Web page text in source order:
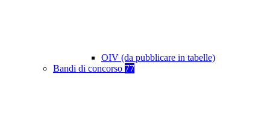
OIV (da pubblicare in tabelle)
Bandi di concorso 77